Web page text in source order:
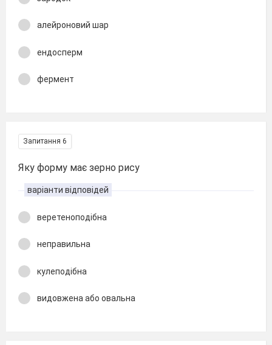
алейроновий шар
ендосперм
фермент
Запитання 6
Яку форму має зерно рису
варіанти відповідей
веретеноподібна
неправильна
кулеподібна
видовжена або овальна